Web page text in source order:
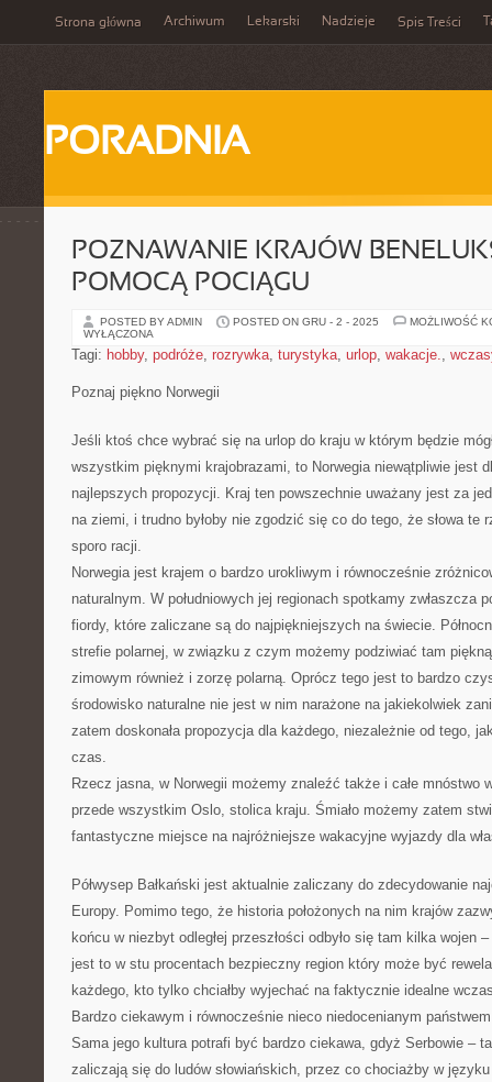
Strona główna Archiwum Lekarski Nadzieje Spis Treści
PORADNIA
POZNAWANIE KRAJÓW
POMOCĄ POCIĄGU
POSTED BY ADMIN POSTED ON GRU - 2 - 2025
MOŻLIWOŚĆ
WYŁĄCZONA
Tagi: hobby, podróże, rozrywka, turystyka, urlop, wakacje.,
Poznaj piękno Norwegii
Jeśli ktoś chce wybrać się na urlop do kraju w którym będzie
wszystkim pięknymi krajobrazami, to Norwegia niewątpliwie jest
najlepszych propozycji. Kraj ten powszechnie uważany jest za
na ziemi, i trudno byłoby nie zgodzić się co do tego, że słowa te
sporo racji.
Norwegia jest krajem o bardzo urokliwym i równocześnie
naturalnym. W południowych jej regionach spotkamy zwłaszcza
fiordy, które zaliczane są do najpiękniejszych na świecie.
strefie polarnej, w związku z czym możemy podziwiać tam
zimowym również i zorzę polarną. Oprócz tego jest to bardzo
środowisko naturalne nie jest w nim narażone na jakiekolwiek
zatem doskonała propozycja dla każdego, niezależnie od tego,
czas.
Rzecz jasna, w Norwegii możemy znaleźć także i całe mnóstwo
przede wszystkim Oslo, stolica kraju. Śmiało możemy zatem
fantastyczne miejsce na najróżniejsze wakacyjne wyjazdy dla
Półwysep Bałkański jest aktualnie zaliczany do zdecydowanie
Europy. Pomimo tego, że historia położonych na nim krajów
końcu w niezbyt odległej przeszłości odbyło się tam kilka wojen
jest to w stu procentach bezpieczny region który może być
każdego, kto tylko chciałby wyjechać na faktycznie idealne
Bardzo ciekawym i równocześnie nieco niedocenianym
Sama jego kultura potrafi być bardzo ciekawa, gdyż Serbowie –
zaliczają się do ludów słowiańskich, przez co chociażby w